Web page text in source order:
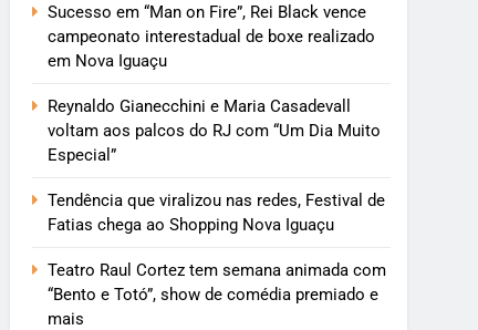
Sucesso em “Man on Fire”, Rei Black vence
campeonato interestadual de boxe realizado
em Nova Iguaçu
Reynaldo Gianecchini e Maria Casadevall
voltam aos palcos do RJ com “Um Dia Muito
Especial”
Tendência que viralizou nas redes, Festival de
Fatias chega ao Shopping Nova Iguaçu
Teatro Raul Cortez tem semana animada com
“Bento e Totó”, show de comédia premiado e
mais